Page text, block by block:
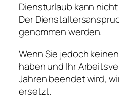
Diensturlaub kann
Der
genommen werden.
Wenn Sie jedoch
haben und Ihr
Jahren beendet wird,
ersetzt.